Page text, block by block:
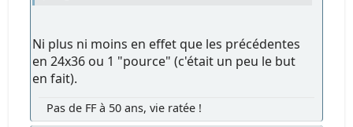
Ni plus ni moins en effet que les précédentes
en 24x36 ou 1 "pource" (c'était un peu le but
en fait).
Pas de FF à 50 ans, vie ratée !